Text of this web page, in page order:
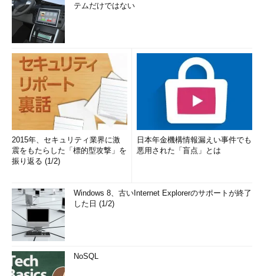
テムだけではない
2015年、セキュリティ業界に激
震をもたらした「標的型攻撃」を
振り返る (1/2)
日本年金機構情報漏えい事件でも
悪用された「盲点」とは
Windows 8、古いInternet Explorerのサポートが終了
した日 (1/2)
NoSQL